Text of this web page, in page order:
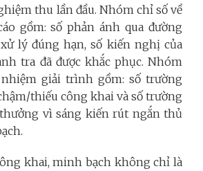
thu lần đầu. Nhóm chỉ số về
gồm: số phản ánh qua đường
lý đúng hạn, số kiến nghị của
tra đã được khắc phục. Nhóm
giải trình gồm: số trường
thiếu công khai và số trường
vì sáng kiến rút ngắn thủ
khai, minh bạch không chỉ là